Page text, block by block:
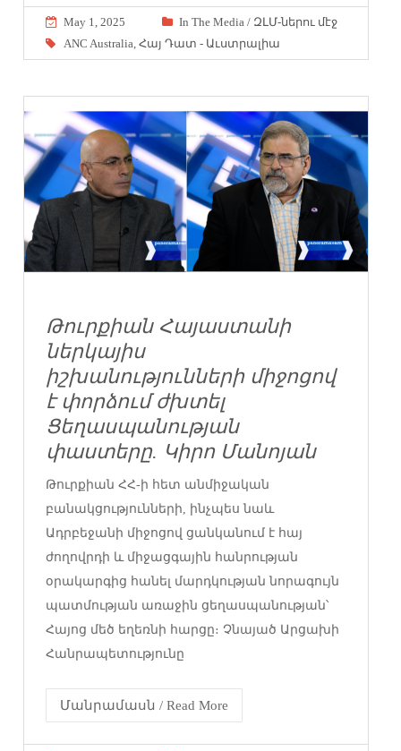
May 1, 2025
In The Media / ԶԼՄ-ներու մէջ
ANC Australia,Հայ Դատ - Աւստրալիա
Թուրքիան Հայաստանի
ներկայիս
իշխանությունների միջոցով
է փորձում ժխտել
Ցեղասպանության
փաստերը. Կիրո Մանոյան
Թուրքիան ՀՀ-ի հետ անմիջական
բանակցությունների, ինչպես նաև
Ադրբեջանի միջոցով ցանկանում է հայ
ժողովրդի և միջացգային հանրության
օրակարգից հանել մարդկության նորագույն
պատմության առաջին ցեղասպանության՝
Հայոց մեծ եղեռնի հարցը։ Չնայած Արցախի
Հանրապետությունը
Մանրամասն / Read More